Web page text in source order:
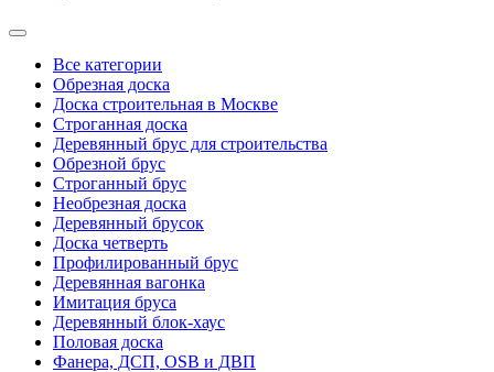
Все категории
Обрезная доска
Доска строительная в Москве
Строганная доска
Деревянный брус для строительства
Обрезной брус
Строганный брус
Необрезная доска
Деревянный брусок
Доска четверть
Профилированный брус
Деревянная вагонка
Имитация бруса
Деревянный блок-хаус
Половая доска
Фанера, ДСП, OSB и ДВП